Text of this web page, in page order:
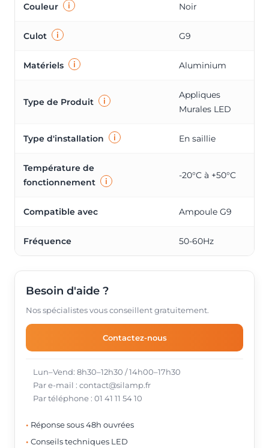
Couleur i Noir
Culot i G9
Matériels i Aluminium
Type de Produit i
Appliques
Murales LED
Type d'installation i En saillie
Température de
fonctionnement
i
-20°C à +50°C
Compatible avec Ampoule G9
Fréquence 50-60Hz
Besoin d'aide ?
Nos spécialistes vous conseillent gratuitement.
Contactez-nous
Lun–Vend: 8h30–12h30 / 14h00–17h30
Par e-mail : contact@silamp.fr
Par téléphone : 01 41 11 54 10
Réponse sous 48h ouvrées
Conseils techniques LED